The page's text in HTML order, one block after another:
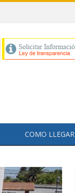
COMO LLEGAR